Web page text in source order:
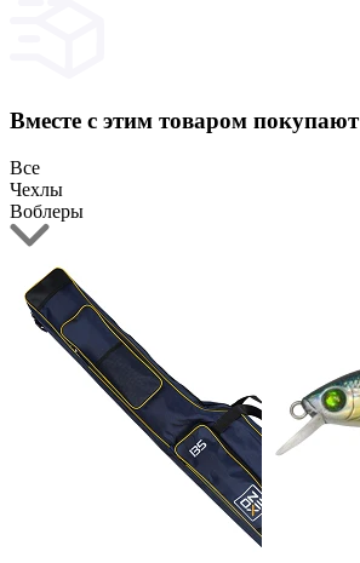
Вместе с этим товаром покупают
Все
Чехлы
Воблеры